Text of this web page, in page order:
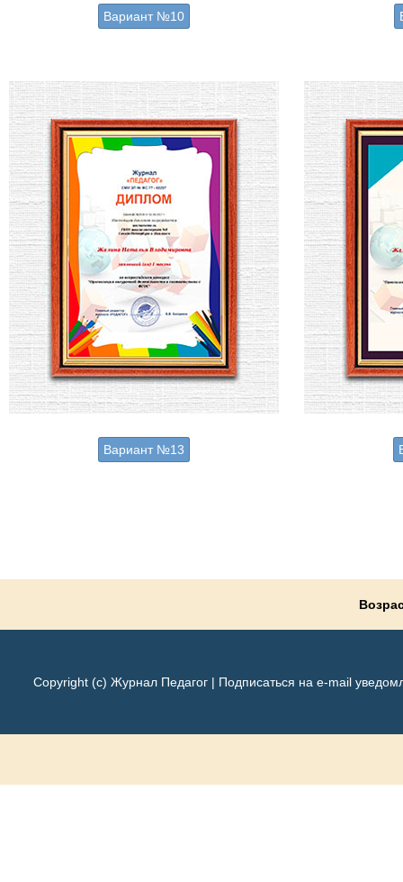
Вариант №10
Вариант №13
Copyright (c) Журнал Педагог | Подписаться на e-mail